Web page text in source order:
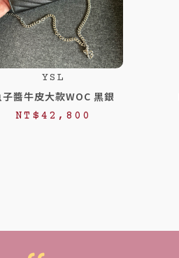
YSL
子醬牛皮大款WOC 黑銀
NT$ 42,800